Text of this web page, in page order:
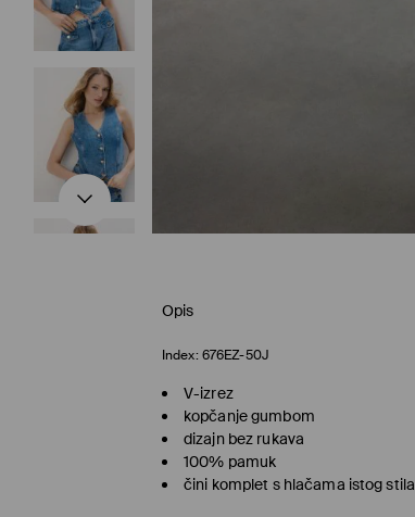
Opis
Index: 676EZ-50J
V-izrez
kopčanje gumbom
dizajn bez rukava
100% pamuk
čini komplet s hlačama istog stila